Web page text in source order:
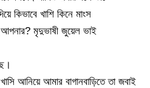
কিভাবে খাশি কিনে মাংস
আপনার? মৃদুভাষী জুয়েল ভাই
আনিয়ে আমার বাগানবাড়িতে তা জবাই